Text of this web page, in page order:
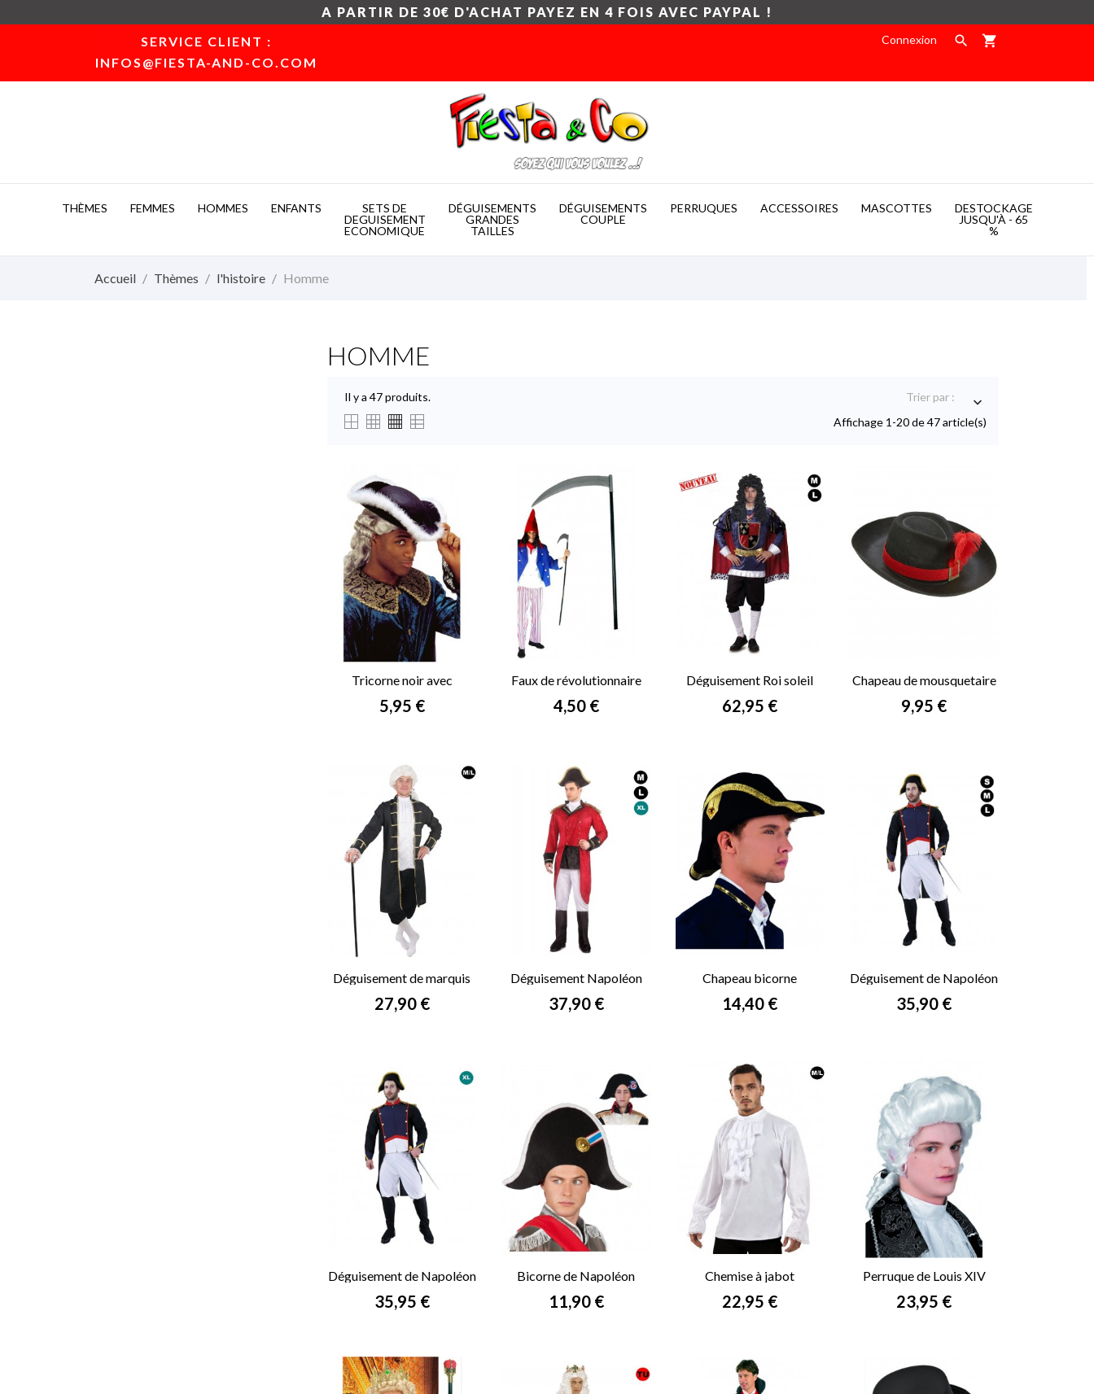
A PARTIR DE 30€ D'ACHAT PAYEZ EN 4 FOIS AVEC PAYPAL !
SERVICE CLIENT :
INFOS@FIESTA-AND-CO.COM
Connexion  shopping_cart
THÈMES FEMMES HOMMES ENFANTS
SETS DE
DEGUISEMENT
ECONOMIQUE
DÉGUISEMENTS
GRANDES
TAILLES
DÉGUISEMENTS
COUPLE
PERRUQUES ACCESSOIRES MASCOTTES
DESTOCKAGE
JUSQU'À - 65
%

Accueil Thèmes l'histoire Homme
HOMME
Il y a 47 produits. Trier par : 
Affichage 1-20 de 47 article(s)
Tricorne noir avec
marabout
Prix
5,95 €
Faux de révolutionnaire
Prix
4,50 €
Déguisement Roi soleil
Louis XIV
Prix
62,95 €
Chapeau de mousquetaire
Prix
9,95 €
Déguisement de marquis
Prix
27,90 €
Déguisement Napoléon
Prix
37,90 €
Chapeau bicorne
Prix
14,40 €
Déguisement de Napoléon
Prix
35,90 €
Déguisement de Napoléon
(XL)
Prix
35,95 €
Bicorne de Napoléon
Prix
11,90 €
Chemise à jabot
Prix
22,95 €
Perruque de Louis XIV
Prix
23,95 €